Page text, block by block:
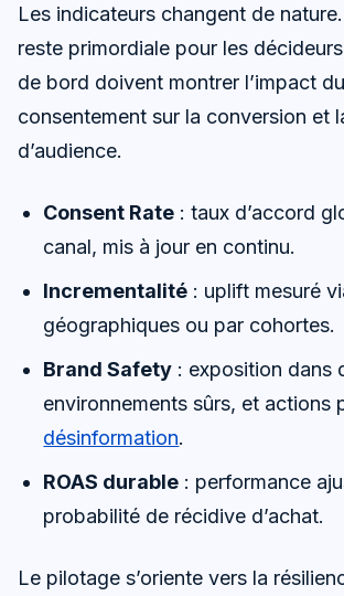
Les indicateurs changent de
reste primordiale pour les
de bord doivent montrer l’impact du
consentement sur la conversion et
d’audience.
Consent Rate : taux d’accord
canal, mis à jour en continu.
Incrementalité : uplift mesuré
géographiques ou par cohortes.
Brand Safety : exposition dans
environnements sûrs, et actions
désinformation.
ROAS durable : performance
probabilité de récidive d’achat.
Le pilotage s’oriente vers la